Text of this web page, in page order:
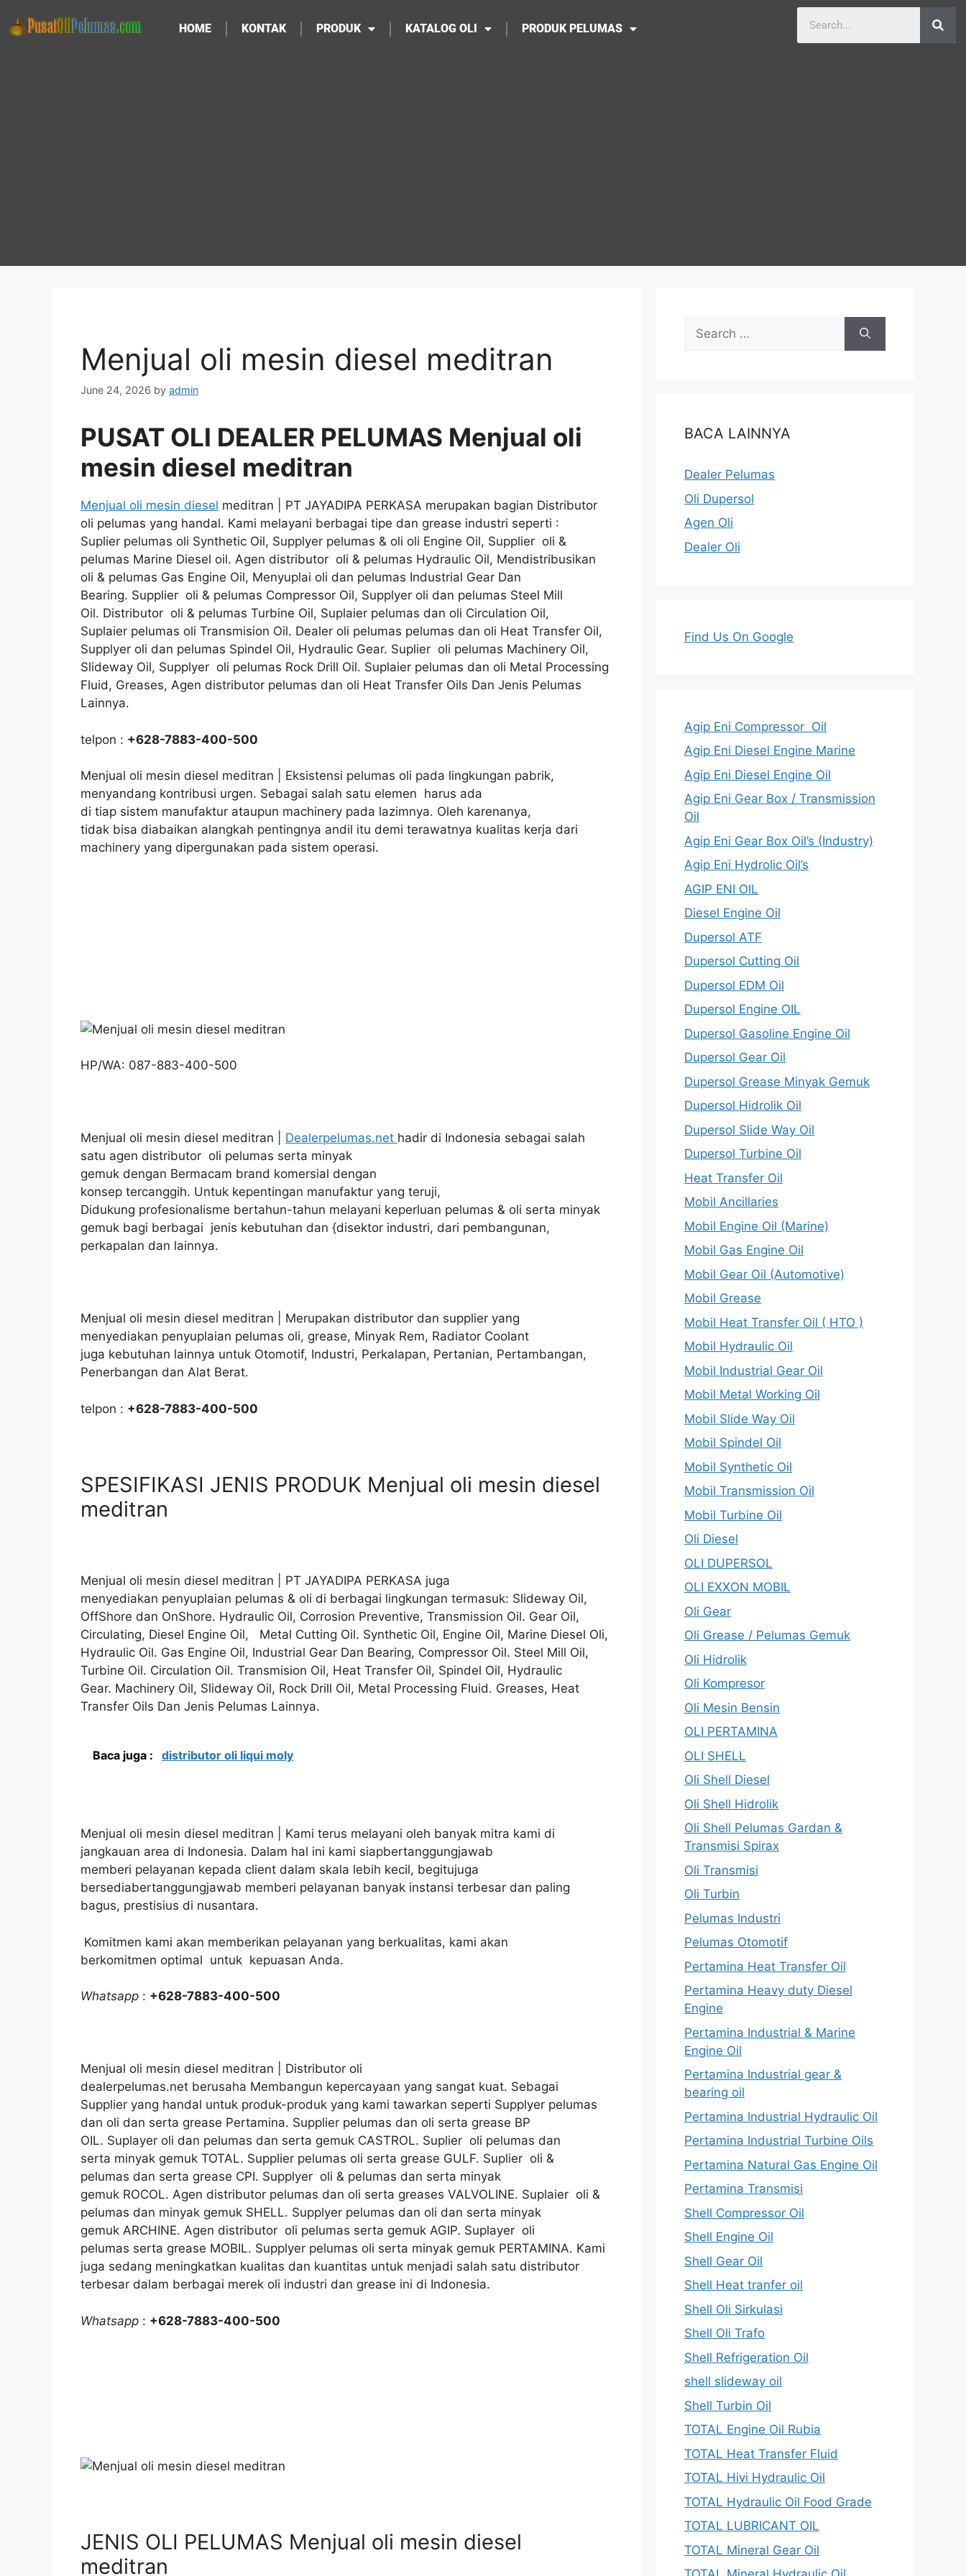
HOME KONTAK PRODUK KATALOG OLI PRODUK PELUMAS
Menjual oli mesin diesel meditran
June 24, 2026 by admin
PUSAT OLI DEALER PELUMAS Menjual oli
mesin diesel meditran
Menjual oli mesin diesel meditran | PT JAYADIPA PERKASA merupakan bagian Distributor
oli pelumas yang handal. Kami melayani berbagai tipe dan grease industri seperti :
Suplier pelumas oli Synthetic Oil, Supplyer pelumas & oli oli Engine Oil, Supplier oli &
pelumas Marine Diesel oil. Agen distributor oli & pelumas Hydraulic Oil, Mendistribusikan
oli & pelumas Gas Engine Oil, Menyuplai oli dan pelumas Industrial Gear Dan
Bearing. Supplier oli & pelumas Compressor Oil, Supplyer oli dan pelumas Steel Mill
Oil. Distributor oli & pelumas Turbine Oil, Suplaier pelumas dan oli Circulation Oil,
Suplaier pelumas oli Transmision Oil. Dealer oli pelumas pelumas dan oli Heat Transfer Oil,
Supplyer oli dan pelumas Spindel Oil, Hydraulic Gear. Suplier oli pelumas Machinery Oil,
Slideway Oil, Supplyer oli pelumas Rock Drill Oil. Suplaier pelumas dan oli Metal Processing
Fluid, Greases, Agen distributor pelumas dan oli Heat Transfer Oils Dan Jenis Pelumas
Lainnya.
telpon : +628-7883-400-500
Menjual oli mesin diesel meditran | Eksistensi pelumas oli pada lingkungan pabrik,
menyandang kontribusi urgen. Sebagai salah satu elemen harus ada
di tiap sistem manufaktur ataupun machinery pada lazimnya. Oleh karenanya,
tidak bisa diabaikan alangkah pentingnya andil itu demi terawatnya kualitas kerja dari
machinery yang dipergunakan pada sistem operasi.
HP/WA: 087-883-400-500
Menjual oli mesin diesel meditran | Dealerpelumas.net hadir di Indonesia sebagai salah
satu agen distributor oli pelumas serta minyak
gemuk dengan Bermacam brand komersial dengan
konsep tercanggih. Untuk kepentingan manufaktur yang teruji,
Didukung profesionalisme bertahun-tahun melayani keperluan pelumas & oli serta minyak
gemuk bagi berbagai jenis kebutuhan dan {disektor industri, dari pembangunan,
perkapalan dan lainnya.
Menjual oli mesin diesel meditran | Merupakan distributor dan supplier yang
menyediakan penyuplaian pelumas oli, grease, Minyak Rem, Radiator Coolant
juga kebutuhan lainnya untuk Otomotif, Industri, Perkalapan, Pertanian, Pertambangan,
Penerbangan dan Alat Berat.
telpon : +628-7883-400-500
SPESIFIKASI JENIS PRODUK Menjual oli mesin diesel
meditran
Menjual oli mesin diesel meditran | PT JAYADIPA PERKASA juga
menyediakan penyuplaian pelumas & oli di berbagai lingkungan termasuk: Slideway Oil,
OffShore dan OnShore. Hydraulic Oil, Corrosion Preventive, Transmission Oil. Gear Oil,
Circulating, Diesel Engine Oil, Metal Cutting Oil. Synthetic Oil, Engine Oil, Marine Diesel Oli,
Hydraulic Oil. Gas Engine Oil, Industrial Gear Dan Bearing, Compressor Oil. Steel Mill Oil,
Turbine Oil. Circulation Oil. Transmision Oil, Heat Transfer Oil, Spindel Oil, Hydraulic
Gear. Machinery Oil, Slideway Oil, Rock Drill Oil, Metal Processing Fluid. Greases, Heat
Transfer Oils Dan Jenis Pelumas Lainnya.
Baca juga : distributor oli liqui moly
Menjual oli mesin diesel meditran | Kami terus melayani oleh banyak mitra kami di
jangkauan area di Indonesia. Dalam hal ini kami siapbertanggungjawab
memberi pelayanan kepada client dalam skala lebih kecil, begitujuga
bersediabertanggungjawab memberi pelayanan banyak instansi terbesar dan paling
bagus, prestisius di nusantara.
Komitmen kami akan memberikan pelayanan yang berkualitas, kami akan
berkomitmen optimal untuk kepuasan Anda.
Whatsapp : +628-7883-400-500
Menjual oli mesin diesel meditran | Distributor oli
dealerpelumas.net berusaha Membangun kepercayaan yang sangat kuat. Sebagai
Supplier yang handal untuk produk-produk yang kami tawarkan seperti Supplyer pelumas
dan oli dan serta grease Pertamina. Supplier pelumas dan oli serta grease BP
OIL. Suplayer oli dan pelumas dan serta gemuk CASTROL. Suplier oli pelumas dan
serta minyak gemuk TOTAL. Supplier pelumas oli serta grease GULF. Suplier oli &
pelumas dan serta grease CPI. Supplyer oli & pelumas dan serta minyak
gemuk ROCOL. Agen distributor pelumas dan oli serta greases VALVOLINE. Suplaier oli &
pelumas dan minyak gemuk SHELL. Supplyer pelumas dan oli dan serta minyak
gemuk ARCHINE. Agen distributor oli pelumas serta gemuk AGIP. Suplayer oli
pelumas serta grease MOBIL. Supplyer pelumas oli serta minyak gemuk PERTAMINA. Kami
juga sedang meningkatkan kualitas dan kuantitas untuk menjadi salah satu distributor
terbesar dalam berbagai merek oli industri dan grease ini di Indonesia.
Whatsapp : +628-7883-400-500
JENIS OLI PELUMAS Menjual oli mesin diesel
meditran
BACA LAINNYA
Dealer Pelumas
Oli Dupersol
Agen Oli
Dealer Oli
Find Us On Google
Agip Eni Compressor Oil
Agip Eni Diesel Engine Marine
Agip Eni Diesel Engine Oil
Agip Eni Gear Box / Transmission
Oil
Agip Eni Gear Box Oil’s (Industry)
Agip Eni Hydrolic Oil’s
AGIP ENI OIL
Diesel Engine Oil
Dupersol ATF
Dupersol Cutting Oil
Dupersol EDM Oil
Dupersol Engine OIL
Dupersol Gasoline Engine Oil
Dupersol Gear Oil
Dupersol Grease Minyak Gemuk
Dupersol Hidrolik Oil
Dupersol Slide Way Oil
Dupersol Turbine Oil
Heat Transfer Oil
Mobil Ancillaries
Mobil Engine Oil (Marine)
Mobil Gas Engine Oil
Mobil Gear Oil (Automotive)
Mobil Grease
Mobil Heat Transfer Oil ( HTO )
Mobil Hydraulic Oil
Mobil Industrial Gear Oil
Mobil Metal Working Oil
Mobil Slide Way Oil
Mobil Spindel Oil
Mobil Synthetic Oil
Mobil Transmission Oil
Mobil Turbine Oil
Oli Diesel
OLI DUPERSOL
OLI EXXON MOBIL
Oli Gear
Oli Grease / Pelumas Gemuk
Oli Hidrolik
Oli Kompresor
Oli Mesin Bensin
OLI PERTAMINA
OLI SHELL
Oli Shell Diesel
Oli Shell Hidrolik
Oli Shell Pelumas Gardan &
Transmisi Spirax
Oli Transmisi
Oli Turbin
Pelumas Industri
Pelumas Otomotif
Pertamina Heat Transfer Oil
Pertamina Heavy duty Diesel
Engine
Pertamina Industrial & Marine
Engine Oil
Pertamina Industrial gear &
bearing oil
Pertamina Industrial Hydraulic Oil
Pertamina Industrial Turbine Oils
Pertamina Natural Gas Engine Oil
Pertamina Transmisi
Shell Compressor Oil
Shell Engine Oil
Shell Gear Oil
Shell Heat tranfer oil
Shell Oli Sirkulasi
Shell Oli Trafo
Shell Refrigeration Oil
shell slideway oil
Shell Turbin Oil
TOTAL Engine Oil Rubia
TOTAL Heat Transfer Fluid
TOTAL Hivi Hydraulic Oil
TOTAL Hydraulic Oil Food Grade
TOTAL LUBRICANT OIL
TOTAL Mineral Gear Oil